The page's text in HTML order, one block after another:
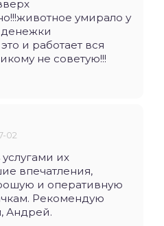
умирало у
денежки
и работает вся
не советую!!!
02
их
впечатления,
и оперативную
Рекомендую
Андрей.